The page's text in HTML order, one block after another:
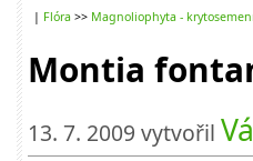
| Flóra >> Magnoliophyta -
Montia
13. 7. 2009 vytvořil